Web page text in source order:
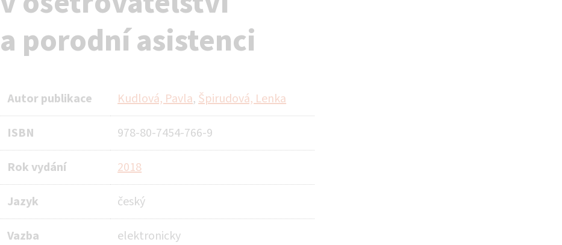
a porodní asistenci
Autor publikace Kudlová, Pavla,Špirudová, Lenka
ISBN 978-80-7454-766-9
Rok vydání 2018
Jazyk český
Vazba elektronicky